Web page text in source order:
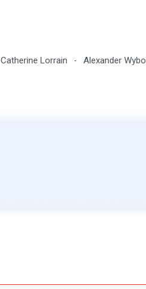
Lorrain - Alexander Wybo